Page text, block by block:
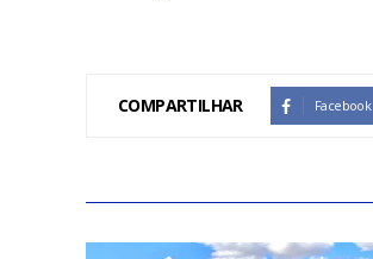
COMPARTILHAR Facebook